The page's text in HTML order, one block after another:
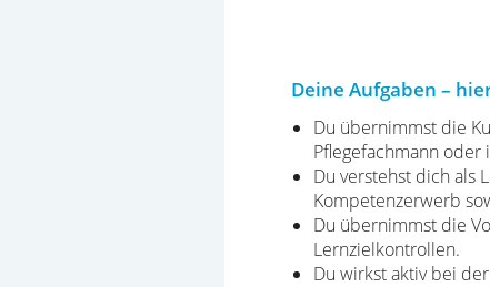
Deine Aufgaben –
Du übernimmst die
Pflegefachmann oder
Du verstehst dich als
Kompetenzerwerb
Du übernimmst die
Lernzielkontrollen.
Du wirkst aktiv bei